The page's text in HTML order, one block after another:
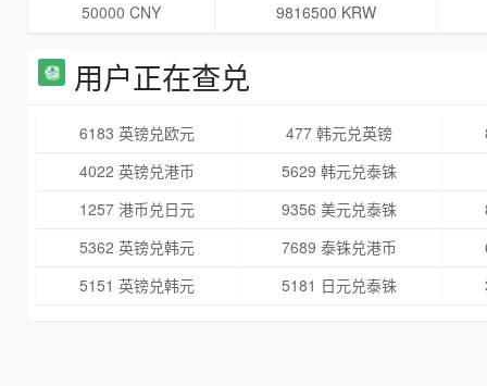
50000 CNY
9816500 KRW
用户正在查兑
6183 英镑兑欧元 477 韩元兑英镑
4022 英镑兑港币
5629 韩元兑泰铢
1257 港币兑日元
9356 美元兑泰铢
5362 英镑兑韩元
7689 泰铢兑港币
5151 英镑兑韩元
5181 日元兑泰铢